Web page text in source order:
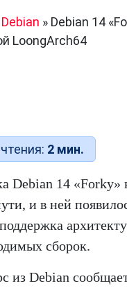
Debian » Debian 14
LoongArch64
2 мин.
Debian 14 «Forky»
и в ней
сборок.
из Debian